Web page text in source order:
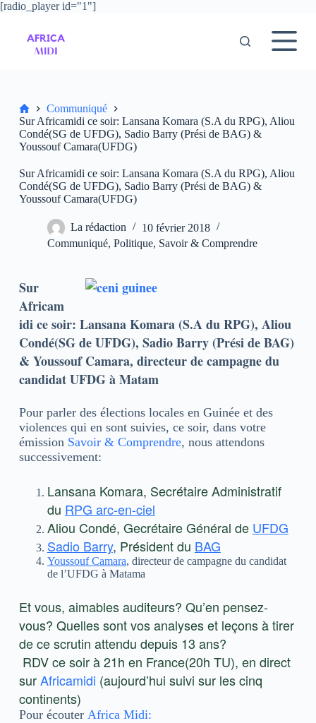
[radio_player id="1"]
P
n
u
AccueilCommuniqué
Sur Africamidi ce soir: Lansana Komara (S.A du RPG), Aliou
Condé(SG de UFDG), Sadio Barry (Prési de BAG) &
Youssouf Camara(UFDG)
Sur Africamidi ce soir: Lansana Komara (S.A du RPG), Aliou
Condé(SG de UFDG), Sadio Barry (Prési de BAG) &
Youssouf Camara(UFDG)
La rédaction
10 février 2018
Communiqué, Politique, Savoir & Comprendre
Sur
Africam
idi ce soir: Lansana Komara (S.A du RPG), Aliou
Condé(SG de UFDG), Sadio Barry (Prési de BAG)
& Youssouf Camara, directeur de campagne du
candidat UFDG à Matam
Pour parler des élections locales en Guinée et des
violences qui en sont suivies, ce soir, dans votre
émission Savoir & Comprendre, nous attendons
successivement:
Lansana Komara, Secrétaire Administratif
du RPG arc-en-ciel
Aliou Condé, Gecrétaire Général de UFDG
Sadio Barry, Président du BAG
Youssouf Camara, directeur de campagne du candidat
de l’UFDG à Matama
Et vous, aimables auditeurs? Qu’en pensez-
vous? Quelles sont vos analyses et leçons à tirer
de ce scrutin attendu depuis 13 ans?
RDV ce soir à 21h en France(20h TU), en direct
surAfricamidi (aujourd’hui suivi sur les cinq
continents)
Pour écouter Africa Midi: